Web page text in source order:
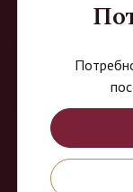
Овозможено
Продавница на
Работно време:
Понеделник -